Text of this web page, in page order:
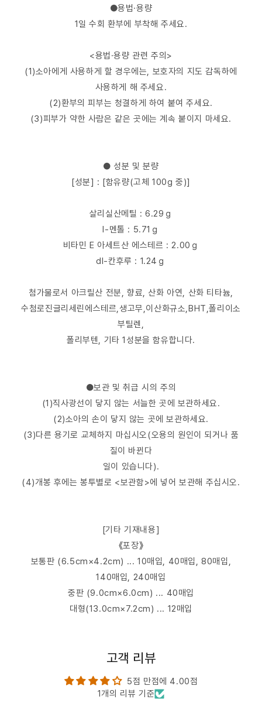
●용법·용량
1일 수회 환부에 부착해 주세요.
<용법·용량 관련 주의>
(1)소아에게 사용하게 할 경우에는, 보호자의 지도 감독하에
사용하게 해 주세요.
(2)환부의 피부는 청결하게 하여 붙여 주세요.
(3)피부가 약한 사람은 같은 곳에는 계속 붙이지 마세요.
● 성분 및 분량
[성분] : [함유량(고체 100g 중)]
살리실산메틸 : 6.29ｇ
l-멘톨 : 5.71ｇ
비타민 E 아세트산 에스테르 : 2.00ｇ
dl-칸후루 : 1.24ｇ
첨가물로서 아크릴산 전분, 향료, 산화 아연, 산화 티타늄,
수첨로진글리세린에스테르,생고무,이산화규소,BHT,폴리이소
부틸렌,
폴리부텐, 기타 1성분을 함유합니다.
●보관 및 취급 시의 주의
(1)직사광선이 닿지 않는 서늘한 곳에 보관하세요.
(2)소아의 손이 닿지 않는 곳에 보관하세요.
(3)다른 용기로 교체하지 마십시오(오용의 원인이 되거나 품
질이 바뀐다
일이 있습니다).
(4)개봉 후에는 봉투별로 <보관함>에 넣어 보관해 주십시오.
[기타 기재내용]
《포장》
보통판 (6.5cm×4.2cm) ... 10매입, 40매입, 80매입,
140매입, 240매입
중판 (9.0cm×6.0cm) ... 40매입
대형(13.0cm×7.2cm) ... 12매입
고객 리뷰
5점 만점에 4.00점
1개의 리뷰 기준